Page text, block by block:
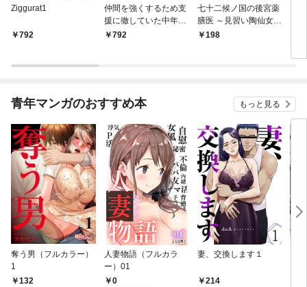
Ziggurat1
792
仲間を強くするため支
援に徹していた中年冒
険者、追放され自分だ
恵に気づいたってもう
遅い！～1
￥792
七十二候ノ国の後宮薬
膳医 ～見習い陶仙女で
すが、もふもふ達とお
198
出
青年マンガのおすすめ本 もっと見る
奪う男（フルカラー）
1
132
人妻物語（フルカラ
ー）01
0
妻、交換します１
214
な